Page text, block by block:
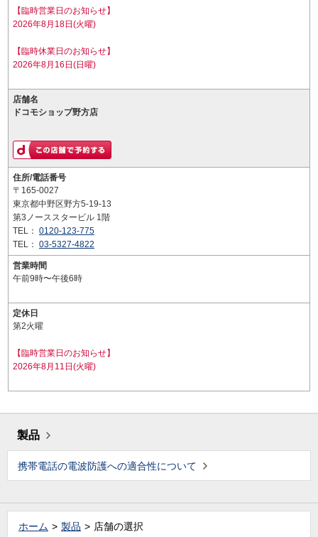
【臨時営業日のお知らせ】
2026年8月18日(火曜)
【臨時休業日のお知らせ】
2026年8月16日(日曜)
店舗名
ドコモショップ野方店
住所/電話番号
〒165-0027
東京都中野区野方5-19-13
第3ノーススタービル 1階
TEL： 0120-123-775
TEL： 03-5327-4822
営業時間
午前9時〜午後6時
定休日
第2火曜
【臨時営業日のお知らせ】
2026年8月11日(火曜)
製品
携帯電話の電波防護への適合性について
ホーム 製品 店舗の選択